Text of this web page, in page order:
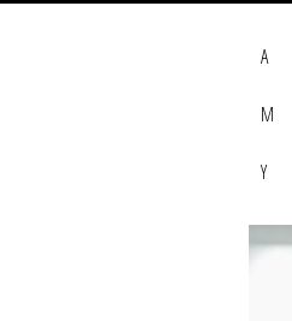
A
M
Y